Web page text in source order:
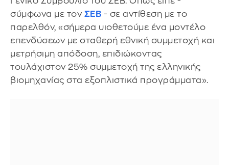
σύμφωνα με τον ΣΕΒ - σε αντίθεση με το
παρελθόν, «σήμερα υιοθετούμε ένα μοντέλο
επενδύσεων με σταθερή εθνική συμμετοχή και
μετρήσιμη απόδοση, επιδιώκοντας
τουλάχιστον 25% συμμετοχή της ελληνικής
βιομηχανίας στα εξοπλιστικά προγράμματα».